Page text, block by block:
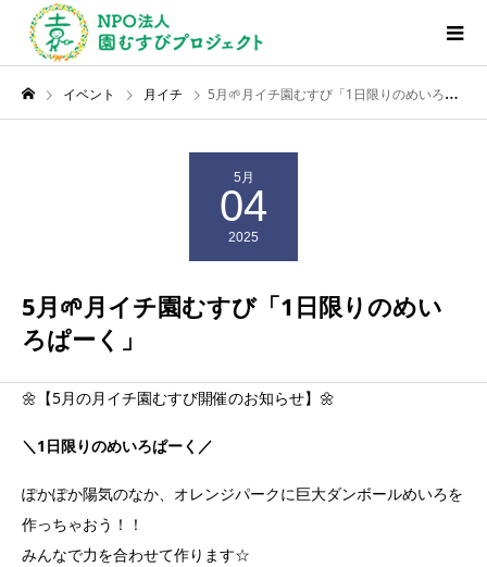
イベント 月イチ 5月🌱月イチ園むすび「1日限りのめいろぱーく」
5月
04
2025
5月🌱月イチ園むすび「1日限りのめい
ろぱーく」
🌼【5月の月イチ園むすび開催のお知らせ】🌼
＼1日限りのめいろぱーく／
ぽかぽか陽気のなか、オレンジパークに巨大ダンボールめいろを
作っちゃおう！！
みんなで力を合わせて作ります☆